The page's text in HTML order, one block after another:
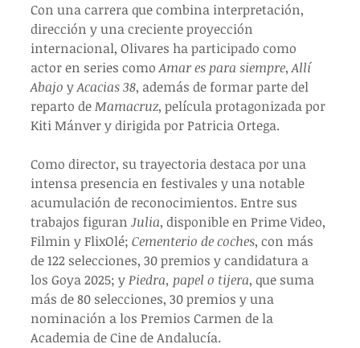
Con una carrera que combina interpretación,
dirección y una creciente proyección
internacional, Olivares ha participado como
actor en series como Amar es para siempre, Allí
Abajo y Acacias 38, además de formar parte del
reparto de Mamacruz, película protagonizada por
Kiti Mánver y dirigida por Patricia Ortega.
Como director, su trayectoria destaca por una
intensa presencia en festivales y una notable
acumulación de reconocimientos. Entre sus
trabajos figuran Julia, disponible en Prime Video,
Filmin y FlixOlé; Cementerio de coches, con más
de 122 selecciones, 30 premios y candidatura a
los Goya 2025; y Piedra, papel o tijera, que suma
más de 80 selecciones, 30 premios y una
nominación a los Premios Carmen de la
Academia de Cine de Andalucía.